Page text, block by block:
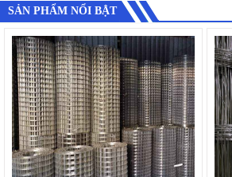
SẢN PHẨM NỔI BẬT